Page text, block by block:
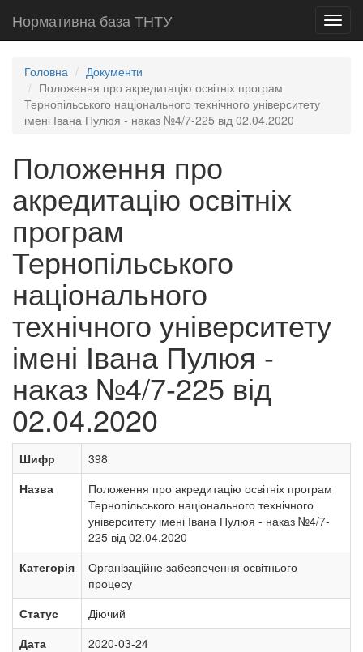
Нормативна база ТНТУ
Головна
Документи
Положення про акредитацію освітніх програм
Тернопільського національного технічного університету
імені Івана Пулюя - наказ №4/7-225 від 02.04.2020
Положення про
акредитацію освітніх
програм
Тернопільського
національного
технічного університету
імені Івана Пулюя -
наказ №4/7-225 від
02.04.2020
Шифр
398
Назва
Положення про акредитацію освітніх програм
Тернопільського національного технічного
університету імені Івана Пулюя - наказ №4/7-
225 від 02.04.2020
Категорія
Організаційне забезпечення освітнього
процесу
Статус
Діючий
Дата
2020-03-24